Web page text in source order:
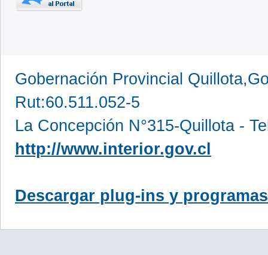
Gobernación Provincial
Rut:60.511.052-5
La Concepción N°315-Quillota -
http://www.interior.gov.cl
Descargar plug-ins y